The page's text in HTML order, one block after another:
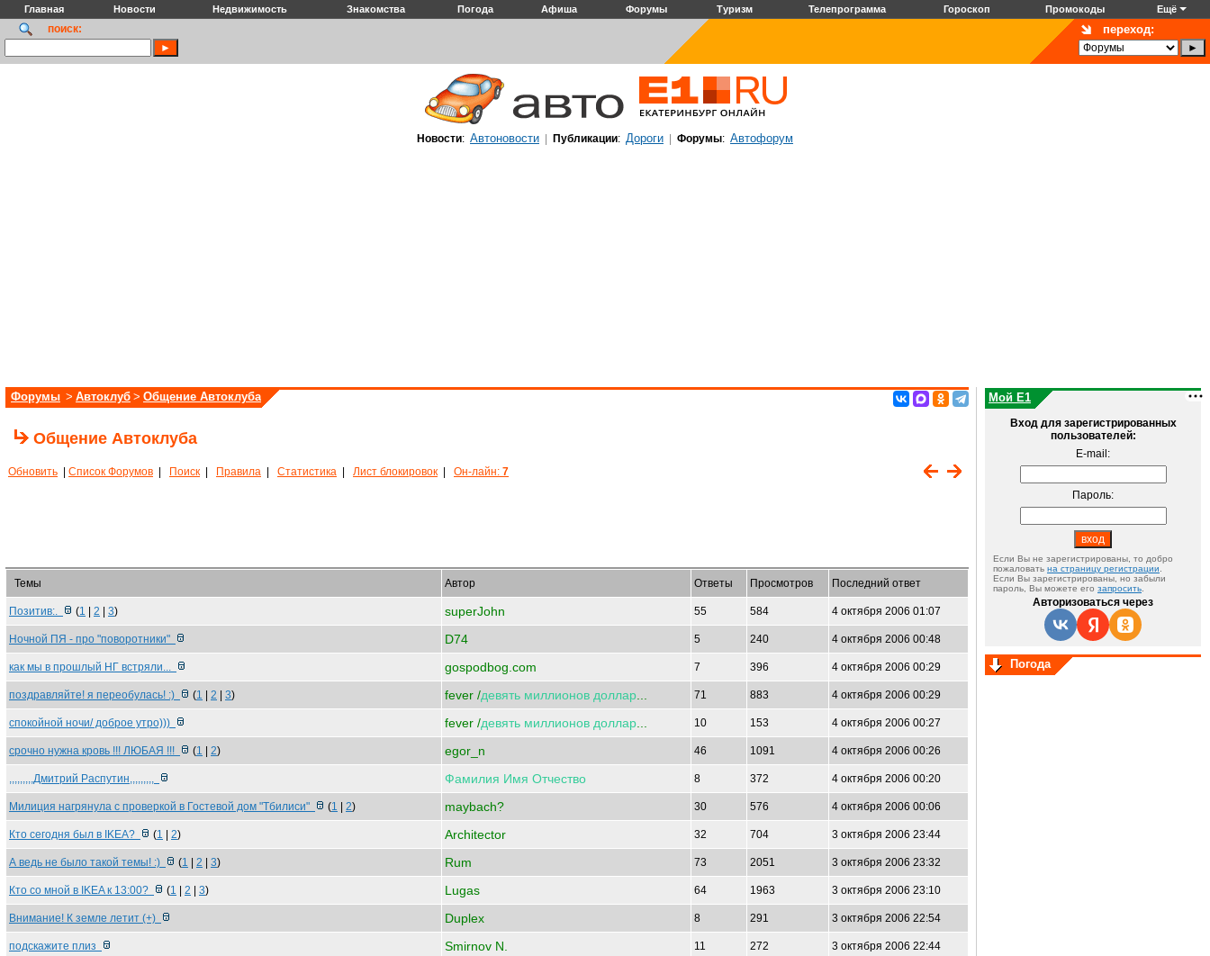
Главная Новости Недвижимость Знакомства Погода Афиша Форумы Туризм Телепрограмма Гороскоп Промокоды Ещё
поиск: переход:
Новости: Автоновости Публикации: Дороги Форумы: Автофорум
Форумы > Автоклуб > Общение Автоклуба
Общение Автоклуба
Обновить Список Форумов Поиск Правила Статистика Лист блокировок Он-лайн: 7
Темы Автор Ответы Просмотров Последний ответ
Позитив:. (1 2 3) superJohn 55 584 4 октября 2006 01:07
Ночной ПЯ - про "поворотники" D74 5 240 4 октября 2006 00:48
как мы в прошлый НГ встряли... gospodbog.com 7 396 4 октября 2006 00:29
поздравляйте! я переобулась! :) (1 2 3) fever /девять миллионов доллар 71 883 4 октября 2006 00:29
спокойной ночи/ доброе утро))) fever /девять миллионов доллар 10 153 4 октября 2006 00:27
срочно нужна кровь !!! ЛЮБАЯ !!! (1 2) egor_n 46 1091 4 октября 2006 00:26
,,,,,,,,,Дмитрий Распутин,,,,,,,,, Фамилия Имя Отчество 8 372 4 октября 2006 00:20
Милиция нагрянула с проверкой в Гостевой дом "Тбилиси" (1 2) maybach? 30 576 4 октября 2006 00:06
Кто сегодня был в IKEA? (1 2) Architector 32 704 3 октября 2006 23:44
А ведь не было такой темы! :) (1 2 3) Rum 73 2051 3 октября 2006 23:32
Кто со мной в IKEA к 13:00? (1 2 3) Lugas 64 1963 3 октября 2006 23:10
Внимание! К земле летит (+) Duplex 8 291 3 октября 2006 22:54
подскажите плиз Smirnov N. 11 272 3 октября 2006 22:44
Мой E1
Вход для зарегистрированных
пользователей:
E-mail:
Пароль:
Если Вы не зарегистрированы, то добро
пожаловать на страницу регистрации
Если Вы зарегистрированы, но забыли
пароль, Вы можете его запросить
Авторизоваться через
Погода